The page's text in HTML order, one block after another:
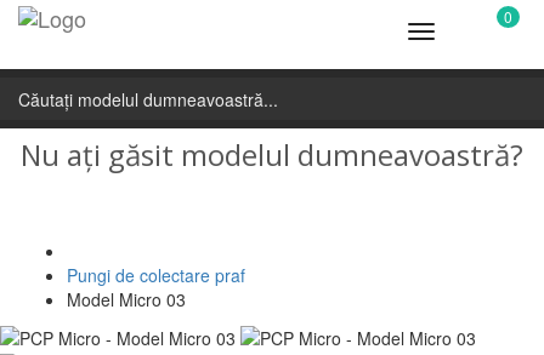
Toggle
navigation
0
Nu ați găsit modelul dumneavoastră?
Pungi de colectare praf
Model Micro 03